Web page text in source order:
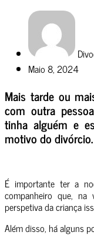
Maio 8, 2024
Mais tarde ou
com outra
tinha alguém e
motivo do divórcio.
É importante ter a
companheiro que,
perspetiva da criança
Além disso, há alguns